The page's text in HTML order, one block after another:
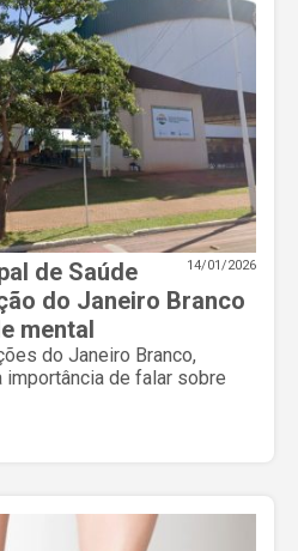
14/01/2026
de Saúde
do Janeiro Branco
mental
do Janeiro Branco,
importância de falar sobre